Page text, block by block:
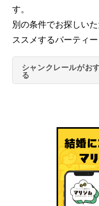
す。
別の条件でお探しい
ススメするパーティ
シャンクレールがお
る